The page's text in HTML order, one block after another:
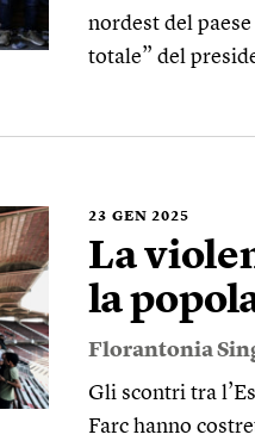
nordest del
totale” del
23 GEN 2025
La
la
Florantonia
Gli scontri tra
Farc hanno